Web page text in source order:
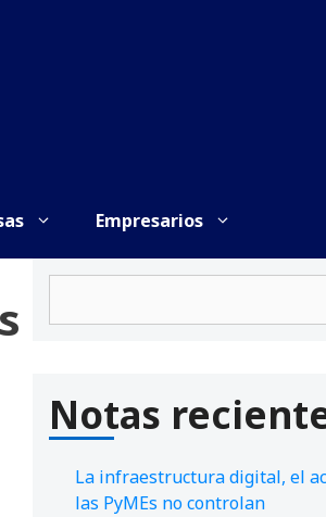
Empresarios
Notas
La infraestructura digital, el
las PyMEs no controlan